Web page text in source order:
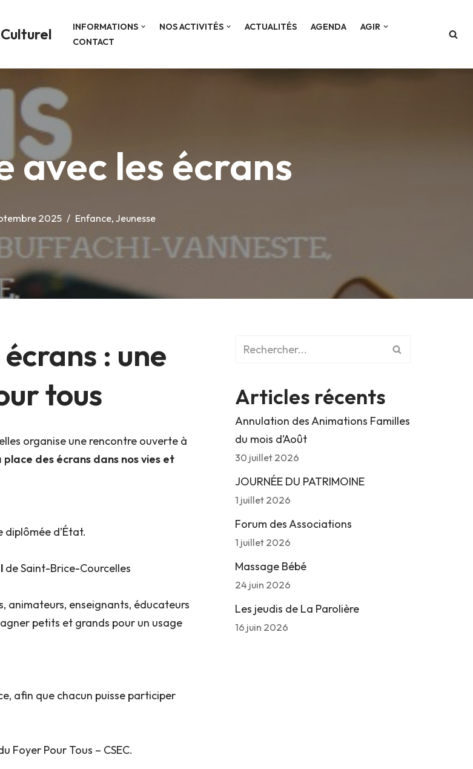
INFORMATIONS NOS ACTIVITÉS ACTUALITÉS AGENDA
AGIR
CONTACT
avec les écrans
2025 Enfance, Jeunesse
: une
tous
organise une rencontre ouverte à
place des écrans dans nos vies et
d’État.
de Saint-Brice-Courcelles
animateurs, enseignants, éducateurs
petits et grands pour un usage
afin que chacun puisse participer
Foyer Pour Tous – CSEC.
Articles récents
Annulation des Animations Familles
du mois d’Août
30 juillet 2026
JOURNÉE DU PATRIMOINE
1 juillet 2026
Forum des Associations
1 juillet 2026
Massage Bébé
24 juin 2026
Les jeudis de La Parolière
16 juin 2026